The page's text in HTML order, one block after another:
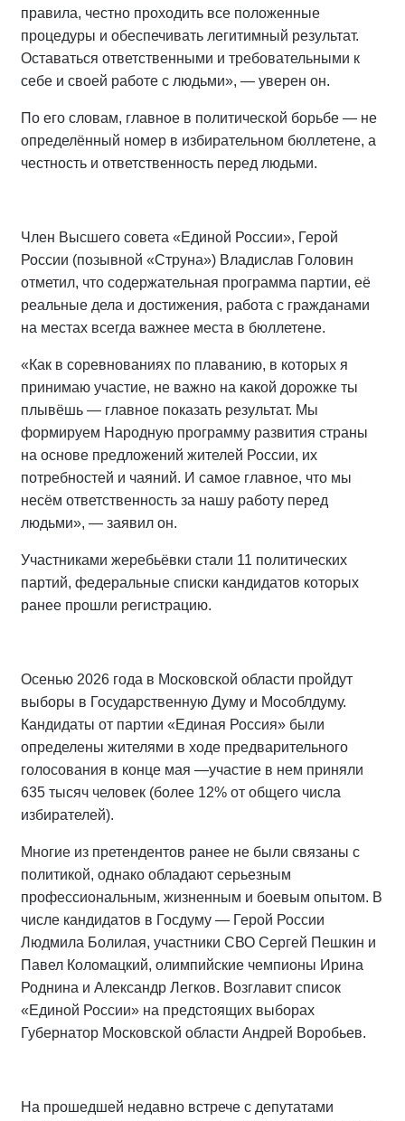
правила, честно проходить все положенные
процедуры и обеспечивать легитимный результат.
Оставаться ответственными и требовательными к
себе и своей работе с людьми», — уверен он.
По его словам, главное в политической борьбе — не
определённый номер в избирательном бюллетене, а
честность и ответственность перед людьми.
Член Высшего совета «Единой России», Герой
России (позывной «Струна») Владислав Головин
отметил, что содержательная программа партии, её
реальные дела и достижения, работа с гражданами
на местах всегда важнее места в бюллетене.
«Как в соревнованиях по плаванию, в которых я
принимаю участие, не важно на какой дорожке ты
плывёшь — главное показать результат. Мы
формируем Народную программу развития страны
на основе предложений жителей России, их
потребностей и чаяний. И самое главное, что мы
несём ответственность за нашу работу перед
людьми», — заявил он.
Участниками жеребьёвки стали 11 политических
партий, федеральные списки кандидатов которых
ранее прошли регистрацию.
Осенью 2026 года в Московской области пройдут
выборы в Государственную Думу и Мособлдуму.
Кандидаты от партии «Единая Россия» были
определены жителями в ходе предварительного
голосования в конце мая —участие в нем приняли
635 тысяч человек (более 12% от общего числа
избирателей).
Многие из претендентов ранее не были связаны с
политикой, однако обладают серьезным
профессиональным, жизненным и боевым опытом. В
числе кандидатов в Госдуму — Герой России
Людмила Болилая, участники СВО Сергей Пешкин и
Павел Коломацкий, олимпийские чемпионы Ирина
Роднина и Александр Легков. Возглавит список
«Единой России» на предстоящих выборах
Губернатор Московской области Андрей Воробьев.
На прошедшей недавно встрече с депутатами